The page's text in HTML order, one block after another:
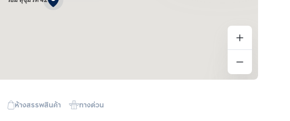
ห้างสรรพสินค้า ทางด่วน